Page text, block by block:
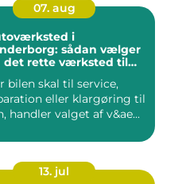
07. aug
i
sådan vælger
det rette værksted til
bilen skal til service,
eller klargøring til
handler valget af v&ae...
13. jul